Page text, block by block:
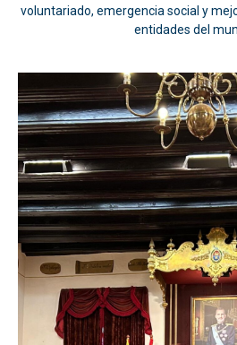
voluntariado, emergencia social y
entidades del